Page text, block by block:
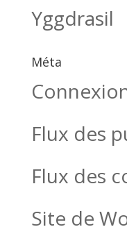
Yggdrasil
Méta
Flux des
Flux des
Site de